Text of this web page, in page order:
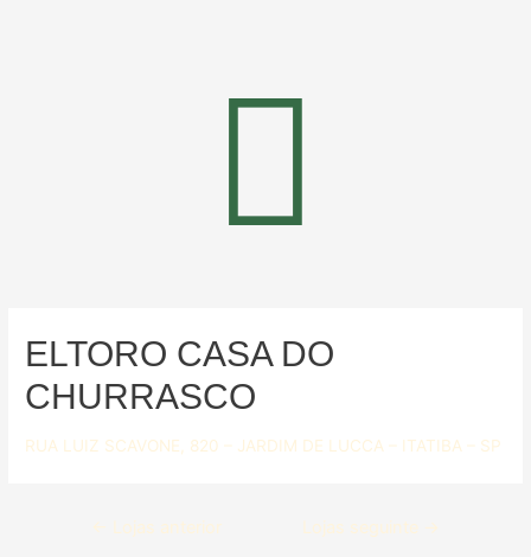
ELTORO CASA DO
CHURRASCO
RUA LUIZ SCAVONE, 820 – JARDIM DE LUCCA – ITATIBA – SP
← Lojas anterior Lojas seguinte →